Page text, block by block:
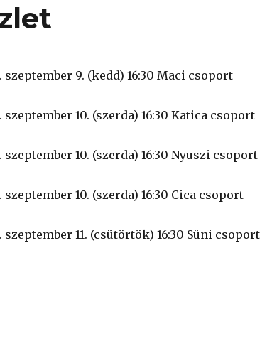
szeptember 9. (kedd) 16:30 Maci csoport
szeptember 10. (szerda) 16:30 Katica csoport
szeptember 10. (szerda) 16:30 Nyuszi csoport
szeptember 10. (szerda) 16:30 Cica csoport
szeptember 11. (csütörtök) 16:30 Süni csoport